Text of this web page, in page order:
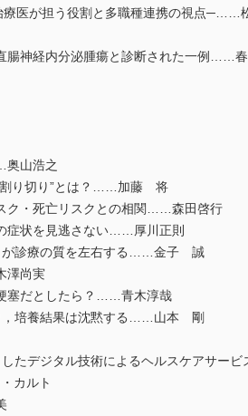
医が担う役割と多職種連携の視点─……
腸神経内分泌腫瘍と診断された一例……
山浩之
割り切り”とは？……加藤 将
ク・死亡リスクとの相関……森田啓行
症状を見逃さない……厚川正則
が診療の質を左右する……金子 誠
澤尚実
塞だとしたら？……青木淳哉
，培養結果は沈黙する……山本 剛
たデジタル技術によるヘルスケアサー
カルト